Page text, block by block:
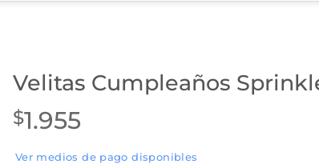
Velitas Cumpleaños
$1.955
Ver medios de pago disponibles